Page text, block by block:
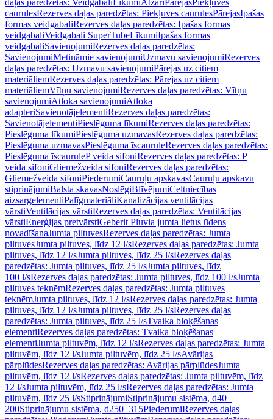
daļas paredzētas: Veidgabali LīkumiAtzari PārejasPiekļuves
caurulesRezerves daļas paredzētas: Piekļuves caurulesPārejasĪpašas
formas veidgabaliRezerves daļas paredzētas: Īpašas formas
veidgabaliVeidgabali SuperTubeLīkumiĪpašas formas
veidgabaliSavienojumiRezerves daļas paredzētas:
SavienojumiMetināmie savienojumiUzmavu savienojumiRezerves
daļas paredzētas: Uzmavu savienojumiPārejas uz citiem
materiāliemRezerves daļas paredzētas: Pārejas uz citiem
materiāliemVītņu savienojumiRezerves daļas paredzētas: Vītņu
savienojumiAtloka savienojumiAtloka
adapteriSavienotājelementiRezerves daļas paredzētas:
SavienotājelementiPieslēguma līkumiRezerves daļas paredzētas:
Pieslēguma līkumiPieslēguma uzmavasRezerves daļas paredzētas:
Pieslēguma uzmavasPieslēguma īscauruleRezerves daļas paredzētas:
Pieslēguma īscauruleP veida sifoniRezerves daļas paredzētas: P
veida sifoniGliemežveida sifoniRezerves daļas paredzētas:
Gliemežveida sifoniPiederumiCauruļu apskavasCauruļu apskavu
stiprinājumiBalsta skavasNoslēgiBlīvējumiCeltniecības
aizsargelementiPalīgmateriāliKanalizācijas ventilācijas
vārstiVentilācijas vārstiRezerves daļas paredzētas: Ventilācijas
vārstiEnerģijas pretvārstiGeberit Pluvia jumta lietus ūdens
novadīšanaJumta piltuvesRezerves daļas paredzētas: Jumta
piltuvesJumta piltuves, līdz 12 l/sRezerves daļas paredzētas: Jumta
piltuves, līdz 12 l/sJumta piltuves, līdz 25 l/sRezerves daļas
paredzētas: Jumta piltuves, līdz 25 l/sJumta piltuves, līdz
100 l/sRezerves daļas paredzētas: Jumta piltuves, līdz 100 l/sJumta
piltuves teknēmRezerves daļas paredzētas: Jumta piltuves
teknēmJumta piltuves, līdz 12 l/sRezerves daļas paredzētas: Jumta
piltuves, līdz 12 l/sJumta piltuves, līdz 25 l/sRezerves daļas
paredzētas: Jumta piltuves, līdz 25 l/sTvaika bloķēšanas
elementiRezerves daļas paredzētas: Tvaika bloķēšanas
elementiJumta piltuvēm, līdz 12 l/sRezerves daļas paredzētas: Jumta
piltuvēm, līdz 12 l/sJumta piltuvēm, līdz 25 l/sAvārijas
pārplūdesRezerves daļas paredzētas: Avārijas pārplūdesJumta
piltuvēm, līdz 12 l/sRezerves daļas paredzētas: Jumta piltuvēm, līdz
12 l/sJumta piltuvēm, līdz 25 l/sRezerves daļas paredzētas: Jumta
piltuvēm, līdz 25 l/sStiprinājumiStiprinājumu sistēma, d40–
200Stiprinājumu sistēma, d250–315PiederumiRezerves daļas